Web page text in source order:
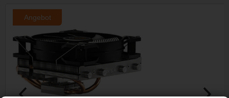
Angebot